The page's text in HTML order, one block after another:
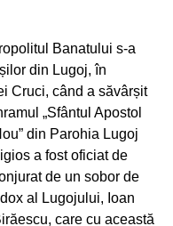
Banatului s-a
din Lugoj, în
Cruci, când a săvârșit
„Sfântul Apostol
din Parohia Lugoj
a fost oficiat de
de un sobor de
al Lugojului, Ioan
care cu această